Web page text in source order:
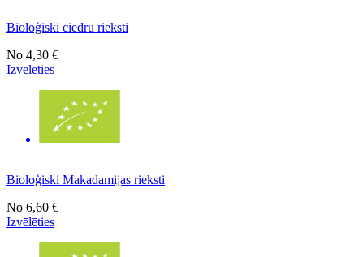
Bioloģiski ciedru rieksti
No 4,30 €
Izvēlēties
Bioloģiski Makadamijas rieksti
No 6,60 €
Izvēlēties